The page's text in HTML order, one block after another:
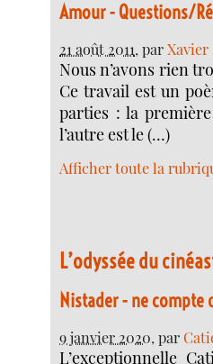
Amour - Questions/
21 août 2011, par
Nous n’avons rien
Ce travail est un
parties : la
l’autre est le (…)
Afficher toute la
L’odyssée du
Nistader - ne compte
9 janvier 2020, par
L’exceptionnelle